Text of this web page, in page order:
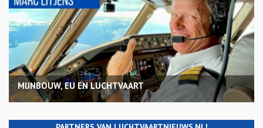
MIJNBOUW, EU EN LUCHTVAART